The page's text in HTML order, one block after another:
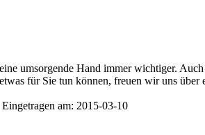
umsorgende Hand immer wichtiger.
für Sie tun können, freuen wir uns über
am: 2015-03-10